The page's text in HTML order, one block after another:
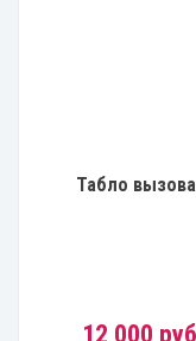
Табло
12 000